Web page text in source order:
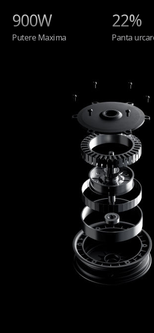
900W
Putere Maxima
22%
Panta
Mecanismul de pliere
Pliere usoara (necesita mainile)
Panou de bord color cu informatii
Informatii pe ecran LED
LED color (viteză, putere rămasă,
întreținere, conexiune bluetooth,
direcție stânga/dreapta)
Moduri de conducere